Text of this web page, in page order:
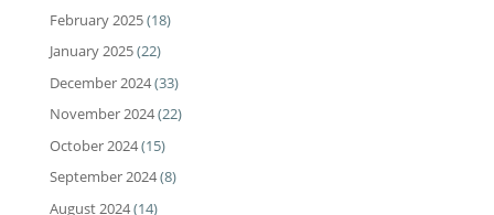
February 2025(18)
January 2025(22)
December 2024(33)
November 2024(22)
October 2024(15)
September 2024(8)
August 2024(14)